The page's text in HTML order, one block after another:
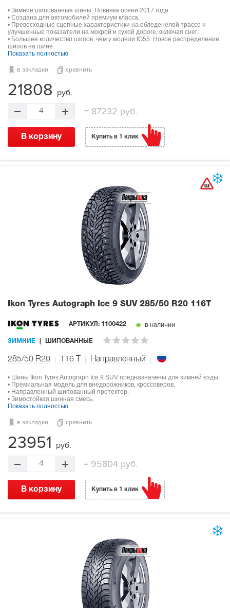
• Зимние шипованные шины. Новинка осени 2017 года.
• Создана для автомобилей премиум класса.
• Превосходные сцепные характеристики на обледенелой трассе и
улучшенные показатели на мокрой и сухой дороге, включая снег.
• Большее количество шипов, чем у модели IG55. Новое распределение
шипов на шине.
Показать полностью
в закладки сравнить
21808 руб.
4 = 87232 руб.
В корзину Купить в 1 клик
Ikon Tyres Autograph Ice 9 SUV 285/50 R20 116T
АРТИКУЛ: 1100422 в наличии
ЗИМНИЕ ШИПОВАННЫЕ
285/50 R20 116 Направленный
• Шины Ikon Tyres Autograph Ice 9 SUV предназначены для зимней езды.
• Премиальная модель для внедорожников, кроссоверов.
• Направленный шипованный протектор.
• Зимостойкая шинная смесь.
Показать полностью
в закладки сравнить
23951 руб.
4 = 95804 руб.
В корзину Купить в 1 клик